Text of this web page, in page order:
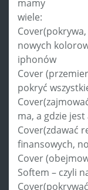
mamy
wiele:
nowych
iphonów
Cover
pokryć
ma, a gdzie
Cover(zdawać
finansowych,
Cover
Softem – czyli